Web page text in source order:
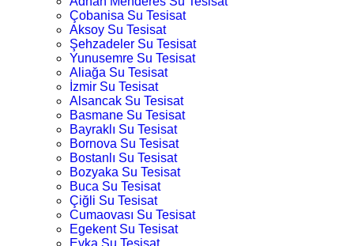
Çobanisa Su Tesisat
Aksoy Su Tesisat
Şehzadeler Su Tesisat
Yunusemre Su Tesisat
Aliağa Su Tesisat
İzmir Su Tesisat
Alsancak Su Tesisat
Basmane Su Tesisat
Bayraklı Su Tesisat
Bornova Su Tesisat
Bostanlı Su Tesisat
Bozyaka Su Tesisat
Buca Su Tesisat
Çiğli Su Tesisat
Cumaovası Su Tesisat
Egekent Su Tesisat
Evka Su Tesisat